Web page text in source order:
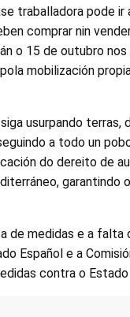
traballadora pode ir
comprar nin
o 15 de outubro
mobilización
usurpando terras,
a todo un
do dereito de
garantindo
de medidas e a
Español e a
contra o